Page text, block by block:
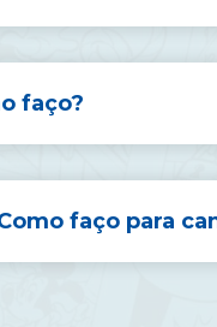
faço?
faço para